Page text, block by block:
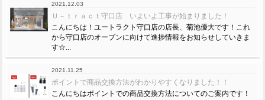
2021.12.03
Ｕ－ｔｒａｃｔ守口店 いよいよ工事が始まりました！
こんにちは！ユートラクト守口店の店長、菊池優大です！これ
から守口店のオープンに向けて進捗情報をお知らせしていきま
す☆...
2021.11.25
ポイントで商品交換方法がわかりやすくなりました！！
こんにちはポイントでの商品交換方法についてのご案内です！